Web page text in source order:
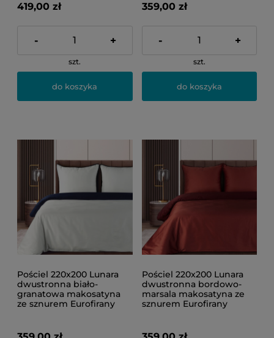
419,00 zł
- +
szt.
do koszyka
359,00 zł
- +
szt.
do koszyka
Pościel 220x200 Lunara
dwustronna biało-
granatowa makosatyna
ze sznurem Eurofirany
Pościel 220x200 Lunara
dwustronna bordowo-
marsala makosatyna ze
sznurem Eurofirany